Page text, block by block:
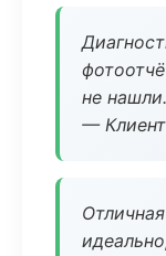
не нашли.
—